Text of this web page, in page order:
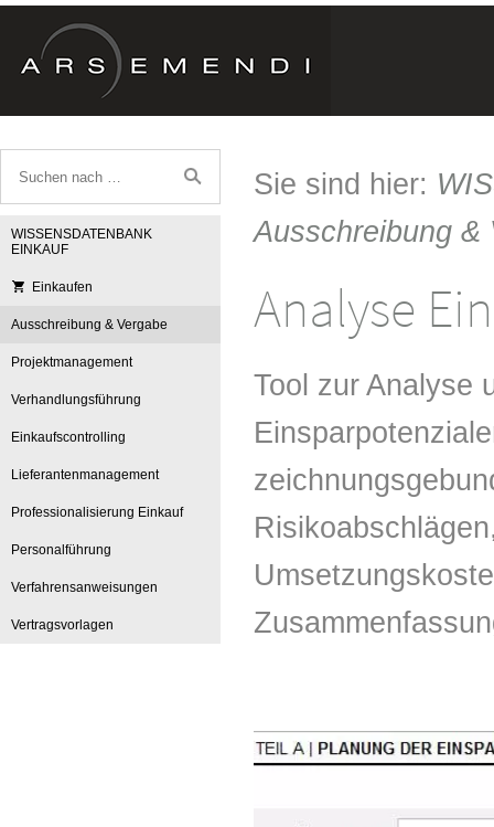
WISSENSDATENBANK
EINKAUF
Einkaufen
Ausschreibung & Vergabe
Projektmanagement
Verhandlungsführung
Einkaufscontrolling
Lieferantenmanagement
Professionalisierung Einkauf
Personalführung
Verfahrensanweisungen
Vertragsvorlagen
Sie sind hier:
Ausschreibung &
Analyse
Tool zur Analyse